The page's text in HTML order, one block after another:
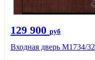
129 900 руб
Входная дверь М1734/32